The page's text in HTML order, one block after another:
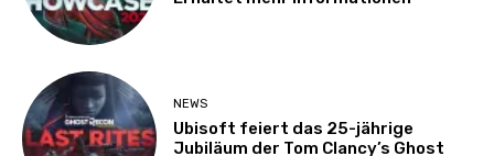
NEWS
Ubisoft feiert das 25-jährige
Jubiläum der Tom Clancy’s Ghost